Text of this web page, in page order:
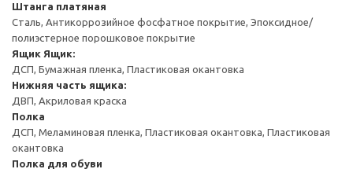
Штанга платяная
Сталь, Антикоррозийное фосфатное покрытие, Эпоксидное/
полиэстерное порошковое покрытие
Ящик Ящик:
ДСП, Бумажная пленка, Пластиковая окантовка
Нижняя часть ящика:
ДВП, Акриловая краска
Полка
ДСП, Меламиновая пленка, Пластиковая окантовка, Пластиковая
окантовка
Полка для обуви